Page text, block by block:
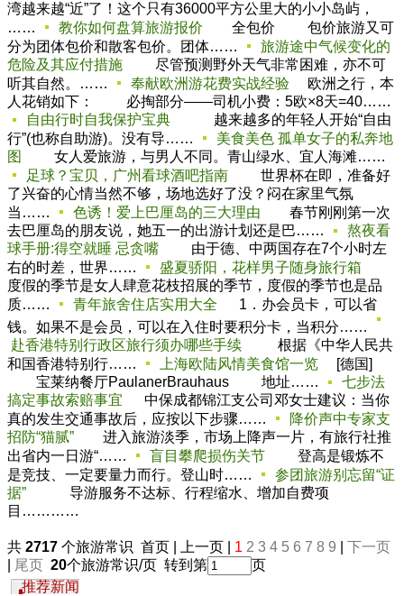
湾越来越“近”了！这个只有36000平方公里大的小小岛屿，
……
教你如何盘算旅游报价
全包价 包价旅游又可
分为团体包价和散客包价。团体……
旅游途中气候变化的
危险及其应付措施
尽管预测野外天气非常困难，亦不可
听其自然。……
奉献欧洲游花费实战经验
欧洲之行，本
人花销如下： 必掏部分――司机小费：5欧×8天=40……
自由行时自我保护宝典
越来越多的年轻人开始“自由
行”(也称自助游)。没有导……
美食美色 孤单女子的私奔地
图
女人爱旅游，与男人不同。青山绿水、宜人海滩……
足球？宝贝，广州看球酒吧指南
世界杯在即，准备好
了兴奋的心情当然不够，场地选好了没？闷在家里气氛
当……
色诱！爱上巴厘岛的三大理由
春节刚刚第一次
去巴厘岛的朋友说，她五一的出游计划还是巴……
熬夜看
球手册:得空就睡 忌贪嘴
由于德、中两国存在7个小时左
右的时差，世界……
盛夏骄阳，花样男子随身旅行箱
度假的季节是女人肆意花枝招展的季节，度假的季节也是品
质……
青年旅舍住店实用大全
1．办会员卡，可以省
钱。如果不是会员，可以在入住时要积分卡，当积分……
赴香港特别行政区旅行须办哪些手续
根据《中华人民共
和国香港特别行……
上海欧陆风情美食馆一览
[德国]
宝莱纳餐厅PaulanerBrauhaus 地址……
七步法
搞定事故索赔事宜
中保成都锦江支公司邓女士建议：当你
真的发生交通事故后，应按以下步骤……
降价声中专家支
招防“猫腻”
进入旅游淡季，市场上降声一片，有旅行社推
出省内一日游“……
盲目攀爬损伤关节
登高是锻炼不
是竞技、一定要量力而行。登山时……
参团旅游别忘留“证
据”
导游服务不达标、行程缩水、增加自费项
目…………
共 2717 个旅游常识 首页 | 上一页 | 1 2 3 4 5 6 7 8 9
下一页
尾页 20个旅游常识/页 转到第
页
推荐新闻